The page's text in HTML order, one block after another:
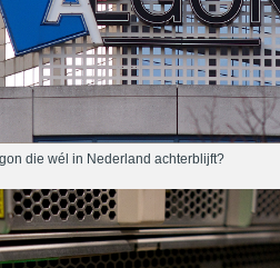
die wél in Nederland achterblijft?